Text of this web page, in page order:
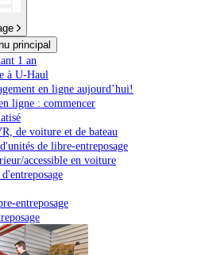
principal
1 an
à U-Haul
en ligne aujourd’hui!
ligne : commencer
de voiture et de bateau
de libre-entreposage
accessible en voiture
entreposage